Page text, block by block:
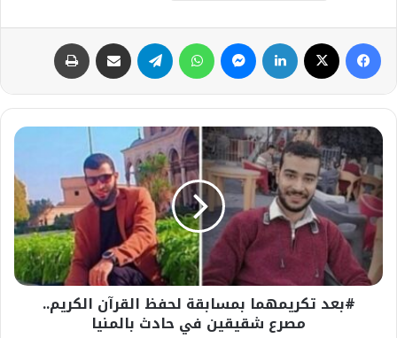
فيسبوك لينكدإن ماسنجر واتساب تيلقرام مشاركة عبر البريد
#بعد
تكريمهما
بمسابقة
لحفظ
القرآن
الكريم..
مصرع
شقيقين
في
#بعد تكريمهما بمسابقة لحفظ القرآن الكريم..
مصرع شقيقين في حادث بالمنيا